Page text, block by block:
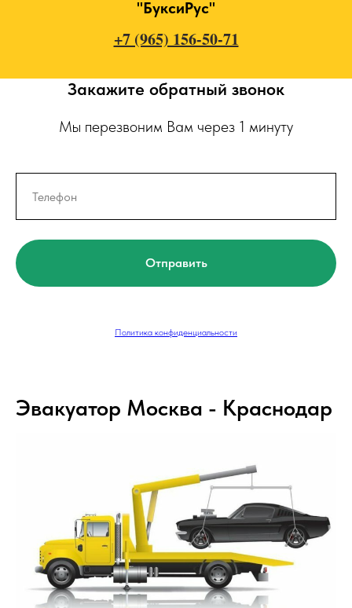
"БуксиРус"
+7 (965) 156-50-71
Закажите обратный звонок
Мы перезвоним Вам через 1 минуту
Отправить
Политика конфиденциальности
Эвакуатор Москва - Краснодар